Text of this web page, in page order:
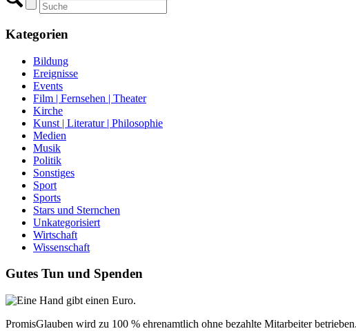
Kategorien
Bildung
Ereignisse
Events
Film | Fernsehen | Theater
Kirche
Kunst | Literatur | Philosophie
Medien
Musik
Politik
Sonstiges
Sport
Sports
Stars und Sternchen
Unkategorisiert
Wirtschaft
Wissenschaft
Gutes Tun und Spenden
PromisGlauben wird zu 100 % ehrenamtlich ohne bezahlte Mitarbeiter